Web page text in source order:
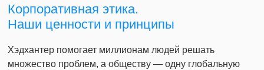
Корпоративная этика.
Наши ценности и принципы
Хэдхантер помогает миллионам людей решать
множество проблем, а обществу — одну глобальную